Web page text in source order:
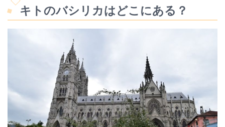
キトのバシリカはどこにある？